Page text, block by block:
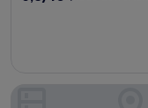
Ontario Airport Inn